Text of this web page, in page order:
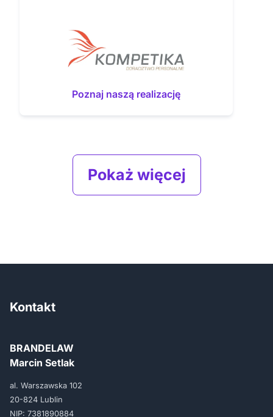
Poznaj naszą realizację
Pokaż więcej
Kontakt
BRANDELAW
Marcin Setlak
al. Warszawska 102
20-824 Lublin
NIP: 7381890884